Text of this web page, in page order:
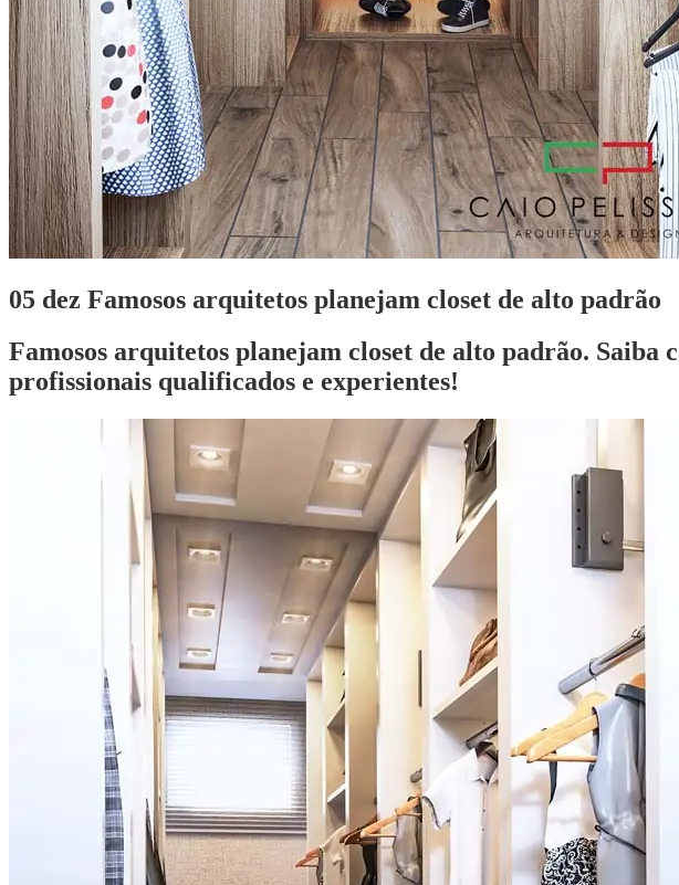
05 dez Famosos arquitetos planejam closet de alto padrão
Famosos arquitetos planejam closet de alto padrão.
profissionais qualificados e experientes!